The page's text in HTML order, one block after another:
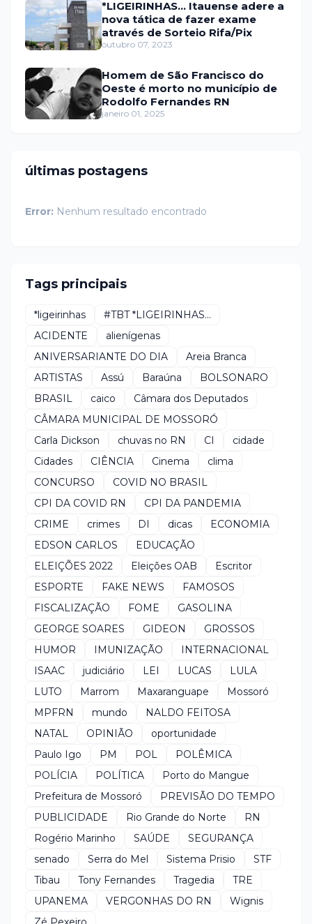
*LIGEIRINHAS... Itauense adere a
nova tática de fazer exame
através de Sorteio Rifa/Pix
outubro 07, 2023
Homem de São Francisco do
Oeste é morto no município de
Rodolfo Fernandes RN
janeiro 01, 2025
últimas postagens
Error: Nenhum resultado encontrado
Tags principais
*ligeirinhas
#TBT *LIGEIRINHAS...
ACIDENTE
alienígenas
ANIVERSARIANTE DO DIA
Areia Branca
ARTISTAS
Assú Baraúna
BOLSONARO
BRASIL
caico
Câmara dos Deputados
CÂMARA MUNICIPAL DE MOSSORÓ
Carla Dickson
chuvas no RN CI
cidade
Cidades
CIÊNCIA Cinema
clima
CONCURSO
COVID NO BRASIL
CPI DA COVID RN
CPI DA PANDEMIA
CRIME
crimes DI dicas
ECONOMIA
EDSON CARLOS
EDUCAÇÃO
ELEIÇÕES 2022
Eleições OAB
Escritor
ESPORTE
FAKE NEWS
FAMOSOS
FISCALIZAÇÃO
FOME
GASOLINA
GEORGE SOARES
GIDEON
GROSSOS
HUMOR
IMUNIZAÇÃO
INTERNACIONAL
ISAAC
judiciário LEI LUCAS
LULA
LUTO
Marrom Maxaranguape
Mossoró
MPFRN
mundo
NALDO FEITOSA
NATAL
OPINIÃO
oportunidade
Paulo Igo
PM POL
POLÊMICA
POLÍCIA
POLÍTICA
Porto do Mangue
Prefeitura de Mossoró
PREVISÃO DO TEMPO
PUBLICIDADE
Rio Grande do Norte
RN
Rogério Marinho
SAÚDE
SEGURANÇA
senado
Serra do Mel Sistema Prisio
STF
Tibau
Tony Fernandes Tragedia
TRE
UPANEMA
VERGONHAS DO RN
Wignis